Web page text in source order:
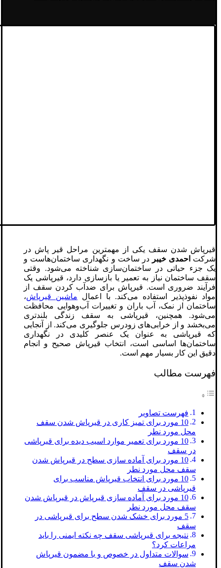
قیرپاش شدن سقف یکی از مهمترین مراحل قیر پاش در
شرکت احمدی خیبر در ساخت و نگهداری ساختمان‌هاست و
یک جزء حیاتی در ساختمان‌سازی شناخته می‌شود. وقتی
سقف ساختمان نیاز به تعمیر یا بازسازی دارد، قیرپاشی یک
فرآیند ضروری است. قیرپاش برای ضدآب کردن سقف از
مواد نفوذپذیر استفاده می‌کند. با اعمال ماشین قیرپاش،
ساختمان از نمک، آب باران و تغییرات آب‌وهوایی محافظت
می‌شود. همچنین، قیرپاشی به سقف زندگی بلندتری
می‌بخشد و از خرابی‌های زودرس جلوگیری می‌کند. از آنجایی
که قیرپاشی به عنوان یک عنصر کلیدی در نگهداری
ساختمان‌ها اساسی است، انتخاب قیرپاش صحیح و انجام
دقیق این کار بسیار مهم است.
فهرست مطالب
فهرست تصاویر
10 مورد برای تمیز کاری در قیرپاش شدن سقف
محل مورد نطر
10 مورد برای تعمیر موارد اسیب دیده برای قیرپاشی
در سقف
10 مورد برای آماده سازی سطح در قیرپاش شدن
سقف محل مورد نطر
10 مورد برای انتخاب قیرپاش مناسب برای
قیرپاشی در سقف
10 مورد برای آماده سازی قیرپاش در قیرپاش شدن
سقف محل مورد نطر
5 مورد برای خشک شدن سطح برای قیرپاشی در
سقف
نتیجه برای قیرپاشی سقف چه نکته ایمنی را باید
مراعات کرد؟
سوالات متداول در خصوص و با مضمون قیرپاش
شدن سقف